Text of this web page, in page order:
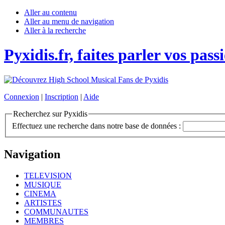
Aller au contenu
Aller au menu de navigation
Aller à la recherche
Pyxidis.fr, faites parler vos
Connexion | Inscription | Aide
Recherchez sur Pyxidis
Effectuez une recherche dans notre base de données :
Navigation
TELEVISION
MUSIQUE
CINEMA
ARTISTES
COMMUNAUTES
MEMBRES